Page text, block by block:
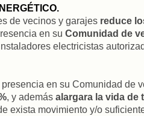
de vecinos y garajes reduce
en su Comunidad de
electricistas
en su Comunidad de
, y además alargara la vida de
exista movimiento y/o